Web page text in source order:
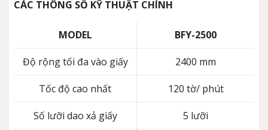
CÁC THÔNG SỐ KỸ THUẬT CHÍNH
MODEL BFY-2500
Độ rộng tối đa vào giấy 2400 mm
Tốc độ cao nhất 120 tờ/ phút
Số lưỡi dao xả giấy 5 lưỡi